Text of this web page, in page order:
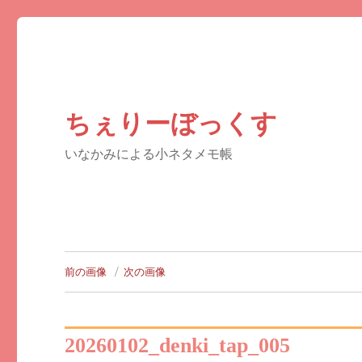
ちぇりーぼっくす
いなかみによる小ネタメモ帳
前の画像 次の画像
20260102_denki_tap_005